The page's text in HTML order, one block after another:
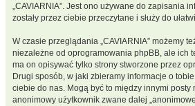
„CAVIARNIA”. Jest ono używane do zapisania
zostały przez ciebie przeczytane i służy do
W czasie przeglądania „CAVIARNIA” możemy
niezależne od oprogramowania phpBB, ale ich
ma on opisywać tylko strony stworzone przez
Drugi sposób, w jaki zbieramy informacje o
ciebie do nas. Mogą być to między innymi
anonimowy użytkownik zwane dalej